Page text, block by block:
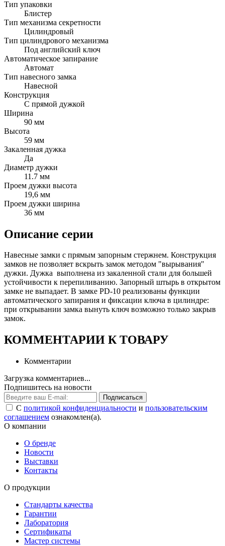
Тип упаковки
Блистер
Тип механизма секретности
Цилиндровый
Тип цилиндрового механизма
Под английский ключ
Автоматическое запирание
Автомат
Тип навесного замка
Навесной
Конструкция
С прямой дужкой
Ширина
90 мм
Высота
59 мм
Закаленная дужка
Да
Диаметр дужки
11.7 мм
Проем дужки высота
19,6 мм
Проем дужки ширина
36 мм
Описание серии
Навесные замки с прямым запорным стержнем. Конструкция
замков не позволяет вскрыть замок методом "вырывания"
дужки. Дужка выполнена из закаленной стали для большей
устойчивости к перепиливанию. Запорный штырь в открытом
замке не выпадает. В замке PD-10 реализованы функции
автоматического запирания и фиксации ключа в цилиндре:
при открывании замка вынуть ключ возможно только закрыв
КОММЕНТАРИИ К ТОВАРУ
Комментарии
Загрузка комментариев...
Подпишитесь на новости
Подписаться
С политикой конфиденциальности и пользовательским
соглашением ознакомлен(а).
О компании
О бренде
Новости
Выставки
Контакты
О продукции
Стандарты качества
Гарантии
Лаборатория
Сертификаты
Мастер системы